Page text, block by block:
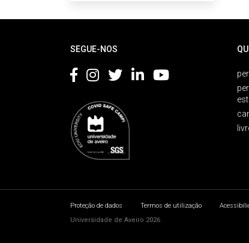
SEGUE-NOS
Proteção de dados Termos de utilização
Universidade de Aveiro 2026